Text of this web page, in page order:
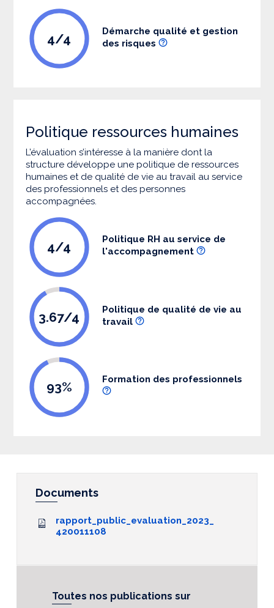
4/4
Démarche qualité et gestion
des risques
Politique ressources humaines
L’évaluation s’intéresse à la manière dont la
structure développe une politique de ressources
humaines et de qualité de vie au travail au service
des professionnels et des personnes
accompagnées.
4/4
Politique RH au service de
l'accompagnement
3.67/4
Politique de qualité de vie au
travail
93% Formation des professionnels
Documents
rapport_public_evaluation_2023_
420011108
Toutes nos publications sur